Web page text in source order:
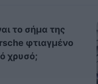
το σήμα της
φτιαγμένο
χρυσό;